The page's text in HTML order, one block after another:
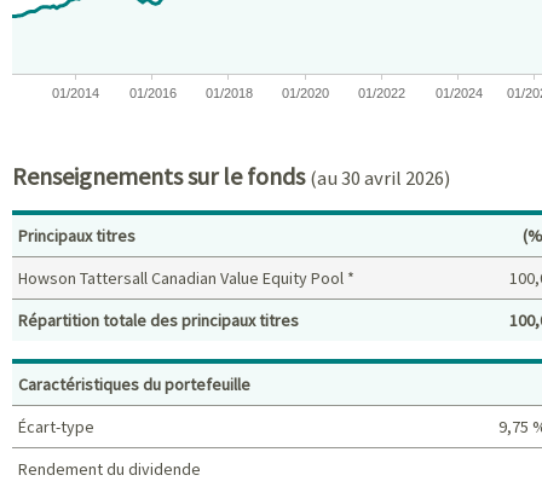
01/2014 01/2016 01/2018 01/2020 01/2022 01/2024 01/
Renseignements sur le fonds(au 30 avril 2026)
Principaux titres (%)
Principaux titres
Howson Tattersall Canadian Value Equity Pool *
Répartition totale des principaux titres
Caractéristiques du portefeuille
Écart-type
9,75
Rendement du dividende